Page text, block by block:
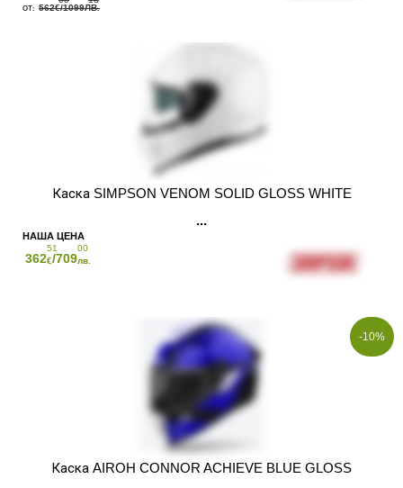
562€/1099ЛВ.
Каска SIMPSON VENOM SOLID GLOSS WHITE
362
51
€/709
00
лв.
-10%
Каска AIROH CONNOR ACHIEVE BLUE GLOSS